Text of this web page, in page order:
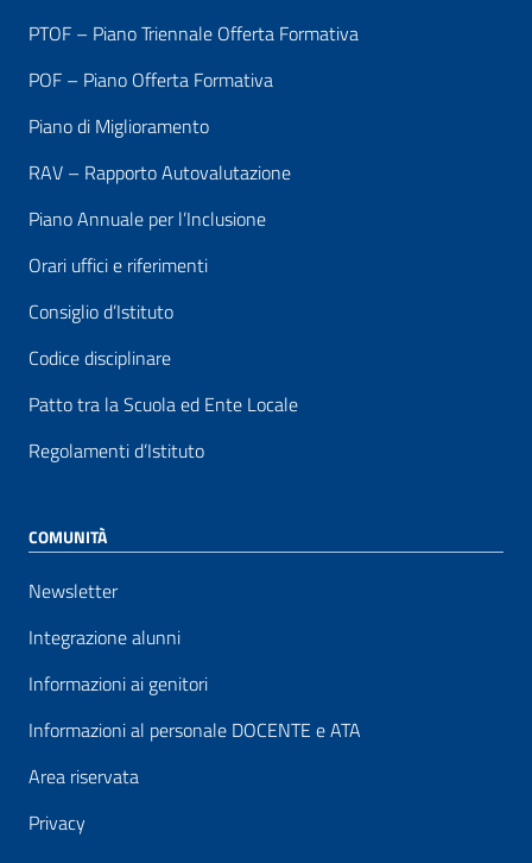
PTOF – Piano Triennale Offerta Formativa
POF – Piano Offerta Formativa
Piano di Miglioramento
RAV – Rapporto Autovalutazione
Piano Annuale per l’Inclusione
Orari uffici e riferimenti
Consiglio d’Istituto
Codice disciplinare
Patto tra la Scuola ed Ente Locale
Regolamenti d’Istituto
COMUNITÀ
Newsletter
Integrazione alunni
Informazioni ai genitori
Informazioni al personale DOCENTE e ATA
Area riservata
Privacy